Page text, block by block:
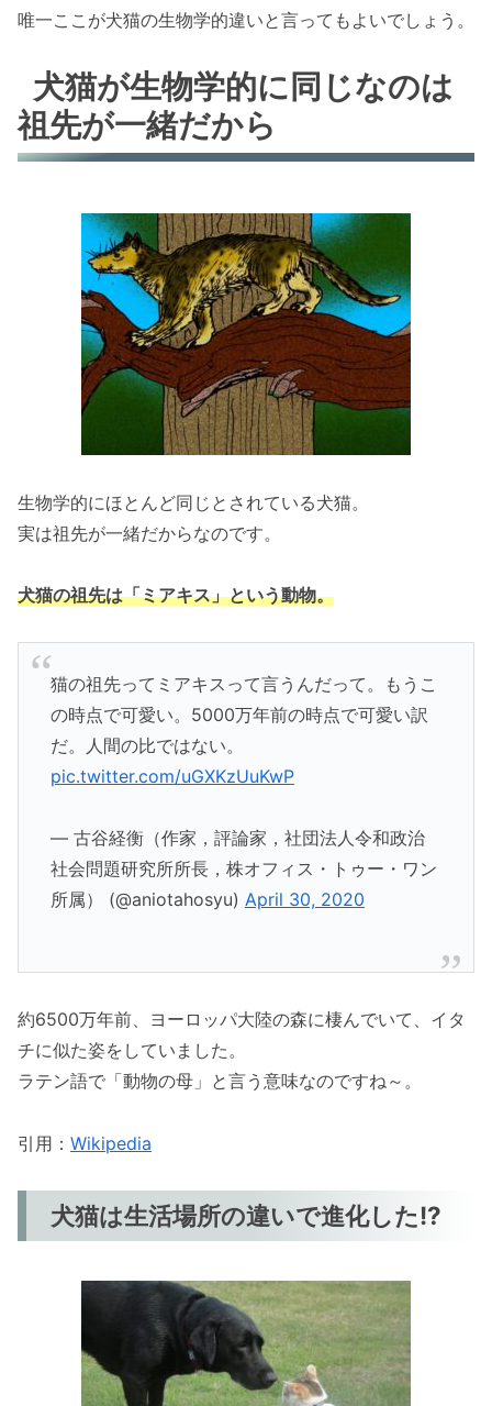
唯一ここが犬猫の生物学的違いと言ってもよいでしょう。
犬猫が生物学的に同じなのは
祖先が一緒だから
生物学的にほとんど同じとされている犬猫。
実は祖先が一緒だからなのです。
犬猫の祖先は「ミアキス」という動物。
猫の祖先ってミアキスって言うんだって。もうこ
の時点で可愛い。5000万年前の時点で可愛い訳
だ。人間の比ではない。
pic.twitter.com/uGXKzUuKwP
— 古谷経衡（作家，評論家，社団法人令和政治
社会問題研究所所長，株オフィス・トゥー・ワン
所属） (@aniotahosyu) April 30, 2020
約6500万年前、ヨーロッパ大陸の森に棲んでいて、イタ
チに似た姿をしていました。
ラテン語で「動物の母」と言う意味なのですね～。
引用： Wikipedia
犬猫は生活場所の違いで進化した!?